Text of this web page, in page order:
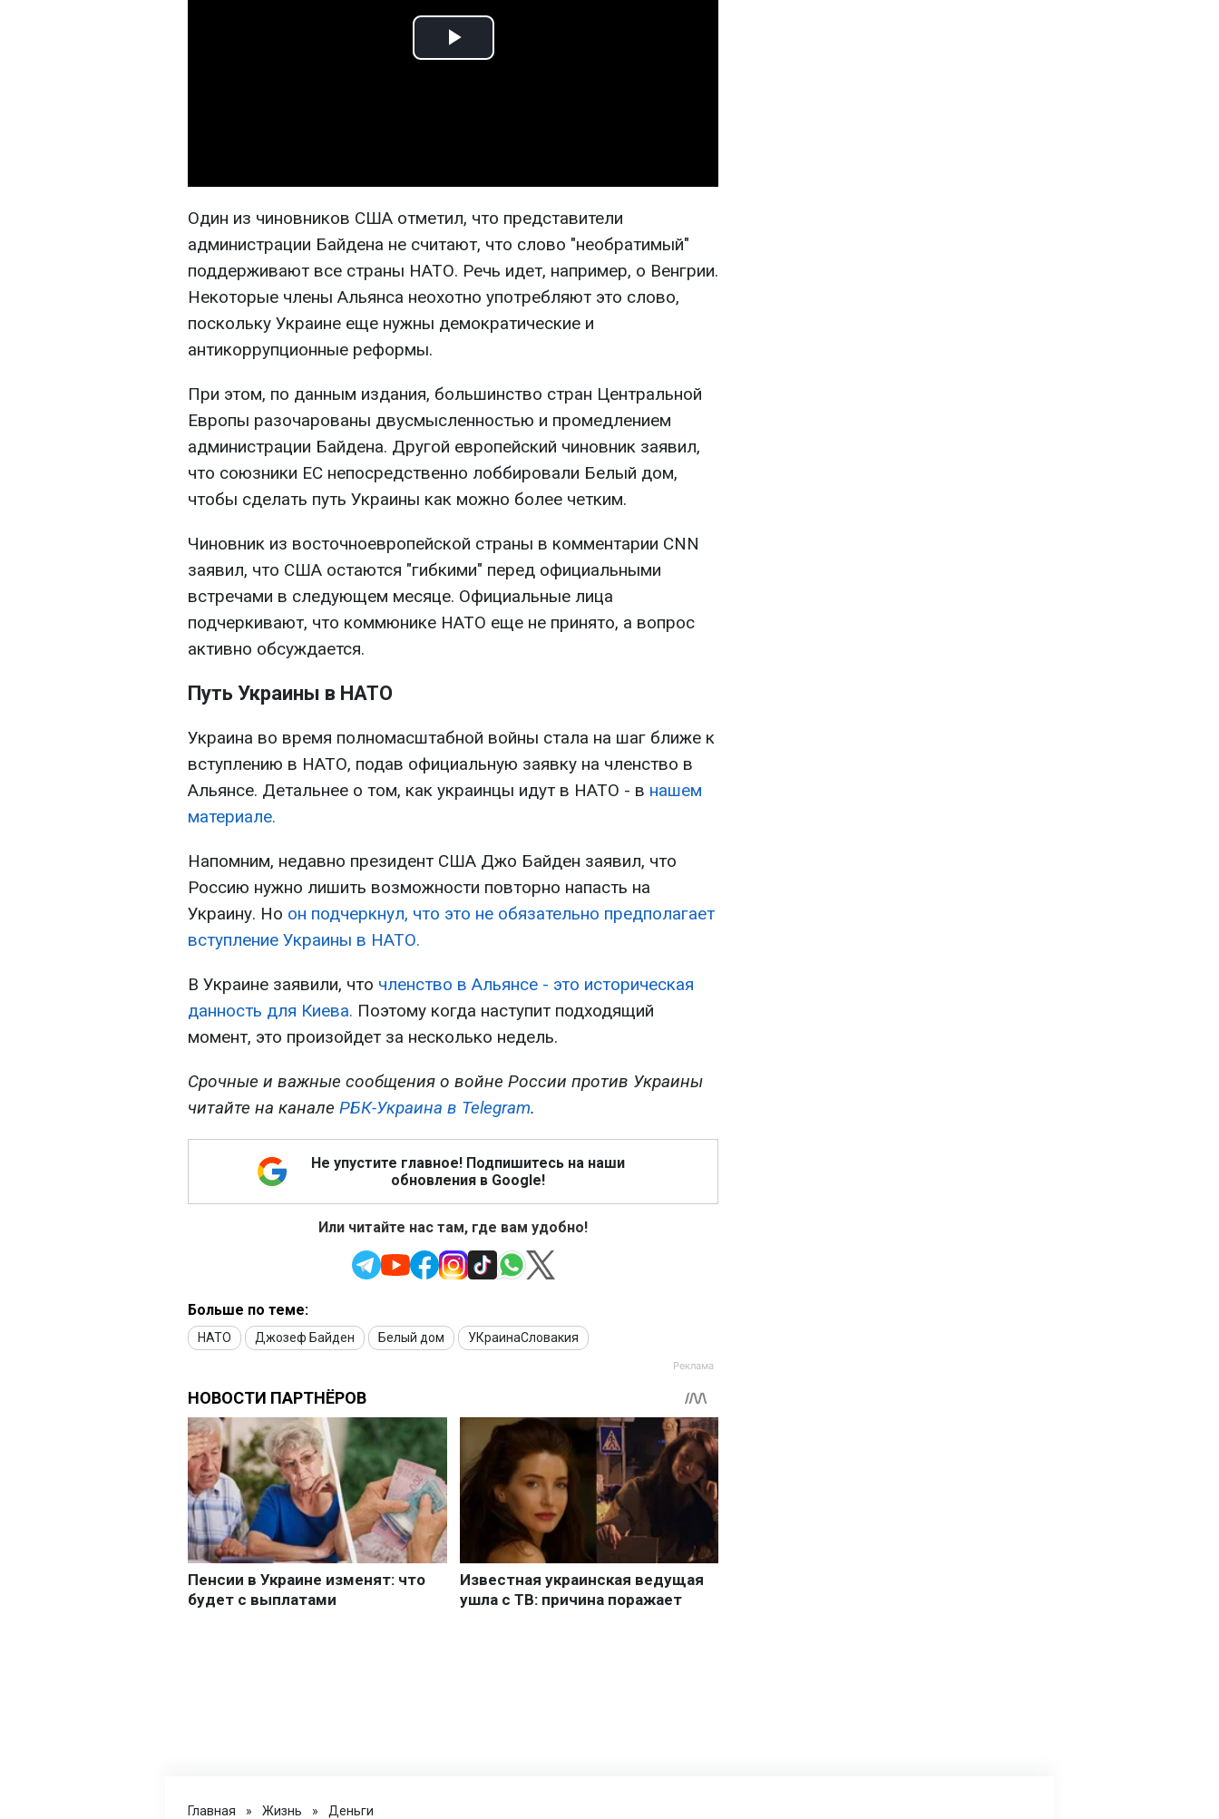
Play
Один из чиновников США отметил, что представители
администрации Байдена не считают, что слово "необратимый"
поддерживают все страны НАТО. Речь идет, например, о Венгрии.
Некоторые члены Альянса неохотно употребляют это слово,
поскольку Украине еще нужны демократические и
антикоррупционные реформы.
При этом, по данным издания, большинство стран Центральной
Европы разочарованы двусмысленностью и промедлением
администрации Байдена. Другой европейский чиновник заявил,
что союзники ЕС непосредственно лоббировали Белый дом,
чтобы сделать путь Украины как можно более четким.
Чиновник из восточноевропейской страны в комментарии CNN
заявил, что США остаются "гибкими" перед официальными
встречами в следующем месяце. Официальные лица
подчеркивают, что коммюнике НАТО еще не принято, а вопрос
активно обсуждается.
Путь Украины в НАТО
Украина во время полномасштабной войны стала на шаг ближе к
вступлению в НАТО, подав официальную заявку на членство в
Альянсе. Детальнее о том, как украинцы идут в НАТО - в нашем
материале.
Напомним, недавно президент США Джо Байден заявил, что
Россию нужно лишить возможности повторно напасть на
Украину. Но он подчеркнул, что это не обязательно предполагает
вступление Украины в НАТО.
В Украине заявили, что членство в Альянсе - это историческая
данность для Киева. Поэтому когда наступит подходящий
момент, это произойдет за несколько недель.
Срочные и важные сообщения о войне России против Украины
читайте на канале РБК-Украина в Telegram.
Не упустите главное! Подпишитесь на наши
обновления в Google!
Или читайте нас там, где вам удобно!
Больше по теме:
НАТО Джозеф Байден Белый дом УКраинаСловакия
Главная » Жизнь » Деньги